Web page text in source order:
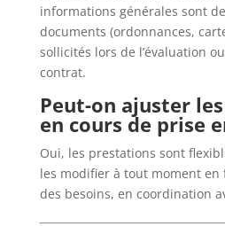
informations générales sont
documents (ordonnances,
sollicités lors de l’évaluation
contrat.
Peut-on ajuster
en cours de prise
Oui, les prestations sont
les modifier à tout moment en
des besoins, en coordination